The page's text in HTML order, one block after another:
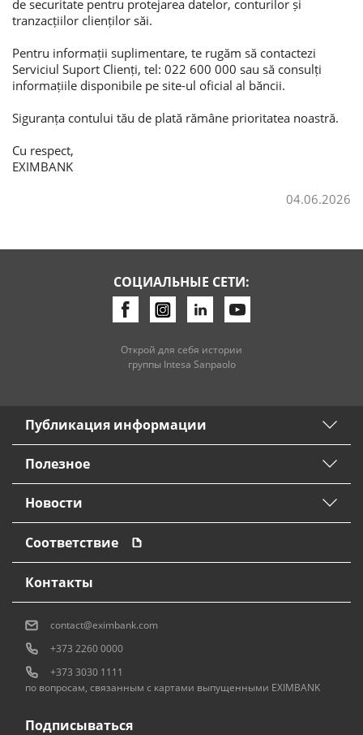
de securitate pentru protejarea datelor, conturilor și
tranzacțiilor clienților săi.
Pentru informații suplimentare, te rugăm să contactezi
Serviciul Suport Clienți, tel: 022 600 000 sau să consulți
informațiile disponibile pe site-ul oficial al băncii.
Siguranța contului tău de plată rămâne prioritatea noastră.
Cu respect,
EXIMBANK
04.06.2026
СОЦИАЛЬНЫЕ СЕТИ:
Открой для себя истории
группы Intesa Sanpaolo
Публикация информации
Полезное
Новости
Соответствие
Подписываться
Контакты
contact@eximbank.com
+373 2260 0000
+373 3030 1111
по вопросам, связанным с картами выпущенными EXIMBANK